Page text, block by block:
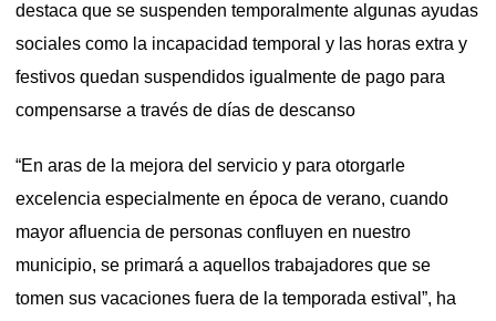
destaca que se suspenden temporalmente algunas ayudas
sociales como la incapacidad temporal y las horas extra y
festivos quedan suspendidos igualmente de pago para
compensarse a través de días de descanso
“En aras de la mejora del servicio y para otorgarle
excelencia especialmente en época de verano, cuando
mayor afluencia de personas confluyen en nuestro
municipio, se primará a aquellos trabajadores que se
tomen sus vacaciones fuera de la temporada estival”, ha